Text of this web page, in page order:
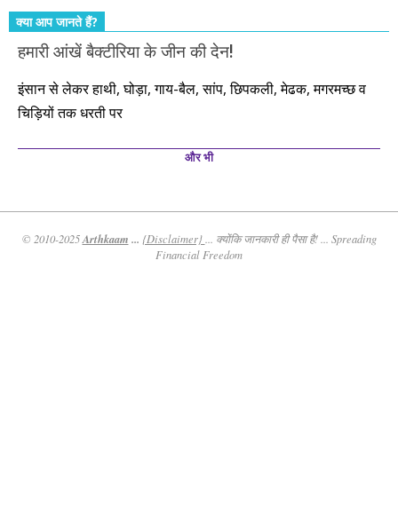
क्या आप जानते हैं?
हमारी आंखें बैक्टीरिया के जीन की देन!
इंसान से लेकर हाथी, घोड़ा, गाय-बैल, सांप, छिपकली, मेढक, मगरमच्छ व
चिड़ियों तक धरती पर
और भी
© 2010-2025Arthkaam ... {Disclaimer}
... क्योंकि जानकारी ही पैसा है! ... Spreading
Financial Freedom